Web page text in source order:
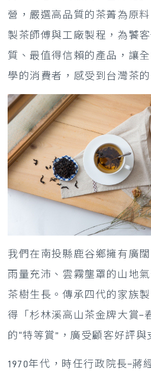
營，嚴選高品質的茶菁為原
製茶師傅與工廠製程，為饕
質、最值得信賴的產品，讓
學的消費者，感受到台灣茶的
我們在南投縣鹿谷鄉擁有廣闊
雨量充沛、雲霧壟罩的山地
茶樹生長。傳承四代的家族
得「杉林溪高山茶金牌大賞–
的“特等賞”，廣受顧客好評與
1970年代，時任行政院長–蔣